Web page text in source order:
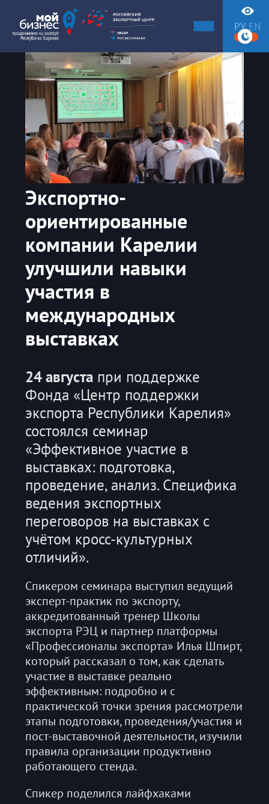
РУ EN
Экспортно-
ориентированные
компании Карелии
улучшили навыки
участия в
международных
выставках
24 августа при поддержке
Фонда «Центр поддержки
экспорта Республики Карелия»
состоялся семинар
«Эффективное участие в
выставках: подготовка,
проведение, анализ. Специфика
ведения экспортных
переговоров на выставках с
учётом кросс-культурных
отличий».
Спикером семинара выступил ведущий
эксперт-практик по экспорту,
аккредитованный тренер Школы
экспорта РЭЦ и партнер платформы
«Профессионалы экспорта» Илья Шпирт,
который рассказал о том, как сделать
участие в выставке реально
эффективным: подробно и с
практической точки зрения рассмотрели
этапы подготовки, проведения/участия и
пост-выставочной деятельности, изучили
правила организации продуктивно
работающего стенда.
Спикер поделился лайфхаками